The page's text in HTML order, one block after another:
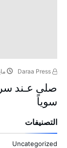
مايو
صلى عـند
سوياً
التصنيفات
Uncategorized